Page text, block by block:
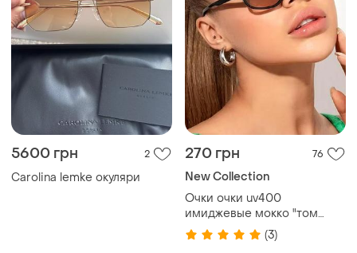
5600 грн 2
Carolina lemke окуляри
270 грн 76
New Collection
Очки очки uv400
имиджевые мокко "том
форд" стильные модные
новые
(3)